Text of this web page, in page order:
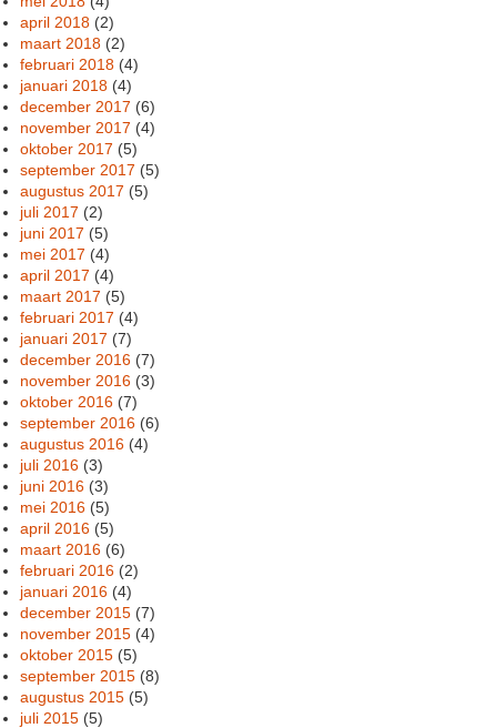
april 2018 (2)
maart 2018 (2)
februari 2018 (4)
januari 2018 (4)
december 2017 (6)
november 2017 (4)
oktober 2017 (5)
september 2017 (5)
augustus 2017 (5)
juli 2017 (2)
juni 2017 (5)
mei 2017 (4)
april 2017 (4)
maart 2017 (5)
februari 2017 (4)
januari 2017 (7)
december 2016 (7)
november 2016 (3)
oktober 2016 (7)
september 2016 (6)
augustus 2016 (4)
juli 2016 (3)
juni 2016 (3)
mei 2016 (5)
april 2016 (5)
maart 2016 (6)
februari 2016 (2)
januari 2016 (4)
december 2015 (7)
november 2015 (4)
oktober 2015 (5)
september 2015 (8)
augustus 2015 (5)
juli 2015 (5)